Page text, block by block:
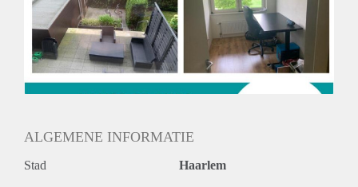
ALGEMENE INFORMATIE
Stad Haarlem